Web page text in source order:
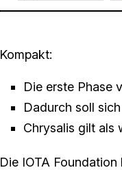
Kompakt:
Die erste Phase
Dadurch soll
Chrysalis gilt als
Die IOTA Foundation